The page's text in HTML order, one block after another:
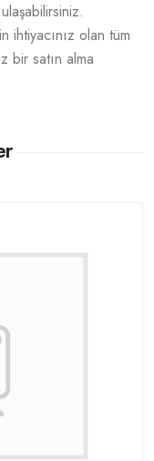
ihtiyacınız olan tüm
bir satın alma